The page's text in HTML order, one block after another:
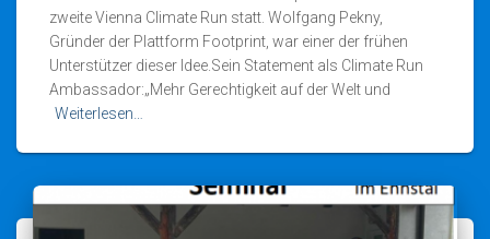
zweite Vienna Climate Run statt. Wolfgang Pekny,
Gründer der Plattform Footprint, war einer der frühen
Unterstützer dieser Idee.Sein Statement als Climate Run
Ambassador:„Mehr Gerechtigkeit auf der Welt und
Weiterlesen…